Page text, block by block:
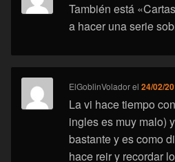
También está
a hacer una serie
ElGoblinVoladorel24/02/
La vi hace tiempo
ingles es muy malo)
bastante y es como
hace reir y recordar